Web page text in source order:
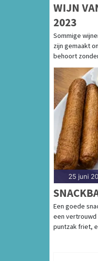
WIJN
2023
Sommige
zijn gemaakt
behoort
25 juni
Een goede
een vertrouwd
puntzak friet,